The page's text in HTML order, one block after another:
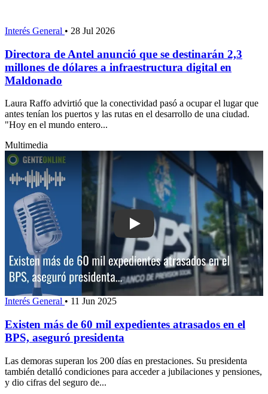
Interés General • 28 Jul 2026
Directora de Antel anunció que se destinarán 2,3
millones de dólares a infraestructura digital en
Maldonado
Laura Raffo advirtió que la conectividad pasó a ocupar el lugar que
antes tenían los puertos y las rutas en el desarrollo de una ciudad.
"Hoy en el mundo entero...
Multimedia
Play: Existen más de 60 mil
Interés General • 11 Jun 2025
Existen más de 60 mil expedientes atrasados en el
BPS, aseguró presidenta
Las demoras superan los 200 días en prestaciones. Su presidenta
también detalló condiciones para acceder a jubilaciones y pensiones,
y dio cifras del seguro de...